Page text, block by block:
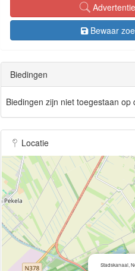
Bewaar
Biedingen
Biedingen zijn niet toegestaan op
Locatie
Stadskanaal,